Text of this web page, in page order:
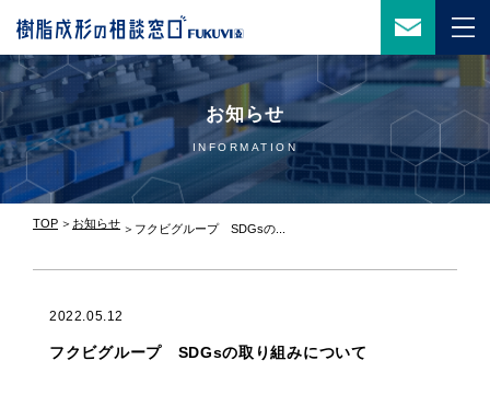
お知らせ
INFORMATION
TOP お知らせ フクビグループ SDGsの...
2022.05.12
フクビグループ SDGsの取り組みについて